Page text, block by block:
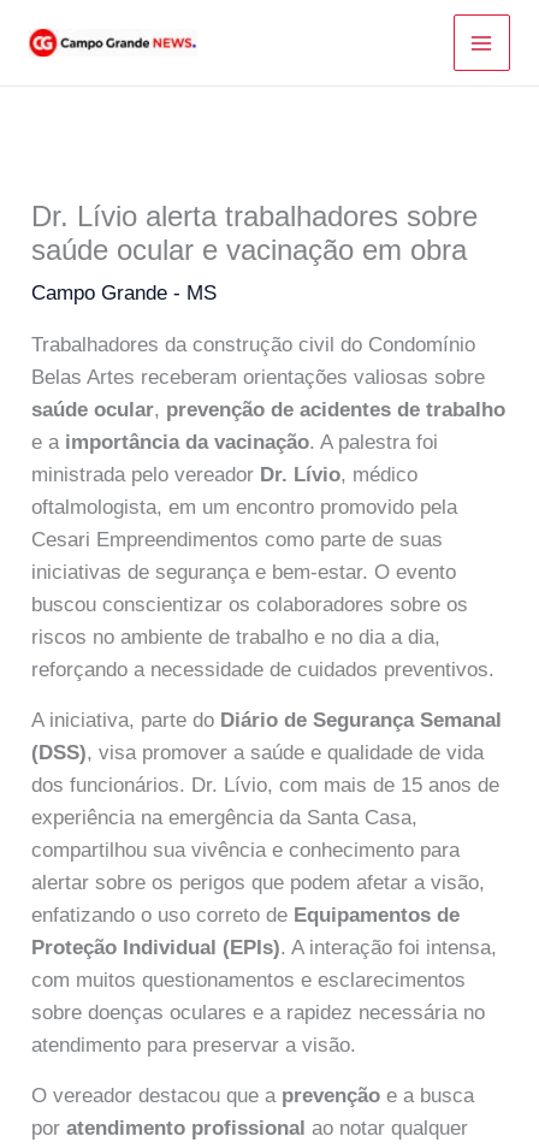
para
Dr. Lívio alerta trabalhadores sobre
saúde ocular e vacinação em obra
Campo Grande - MS
Trabalhadores da construção civil do Condomínio
Belas Artes receberam orientações valiosas sobre
saúde ocular, prevenção de acidentes de trabalho
e a importância da vacinação. A palestra foi
ministrada pelo vereador Dr. Lívio, médico
oftalmologista, em um encontro promovido pela
Cesari Empreendimentos como parte de suas
iniciativas de segurança e bem-estar. O evento
buscou conscientizar os colaboradores sobre os
riscos no ambiente de trabalho e no dia a dia,
reforçando a necessidade de cuidados preventivos.
A iniciativa, parte do Diário de Segurança Semanal
(DSS), visa promover a saúde e qualidade de vida
dos funcionários. Dr. Lívio, com mais de 15 anos de
experiência na emergência da Santa Casa,
compartilhou sua vivência e conhecimento para
alertar sobre os perigos que podem afetar a visão,
enfatizando o uso correto de Equipamentos de
Proteção Individual (EPIs). A interação foi intensa,
com muitos questionamentos e esclarecimentos
sobre doenças oculares e a rapidez necessária no
atendimento para preservar a visão.
O vereador destacou que a prevenção e a busca
poratendimento profissional ao notar qualquer